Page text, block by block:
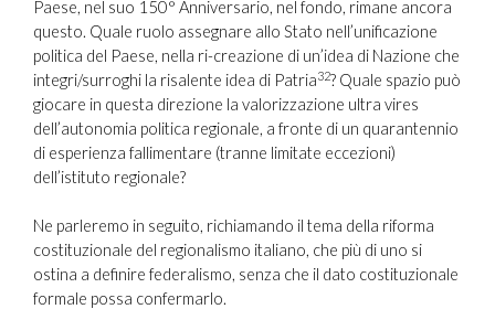
Paese, nel suo 150° Anniversario, nel fondo, rimane ancora
questo. Quale ruolo assegnare allo Stato nell’unificazione
politica del Paese, nella ri-creazione di un’idea di Nazione che
integri/surroghi la risalente idea di Patria32? Quale spazio può
giocare in questa direzione la valorizzazione ultra vires
dell’autonomia politica regionale, a fronte di un quarantennio
di esperienza fallimentare (tranne limitate eccezioni)
dell’istituto regionale?
Ne parleremo in seguito, richiamando il tema della riforma
costituzionale del regionalismo italiano, che più di uno si
ostina a definire federalismo, senza che il dato costituzionale
formale possa confermarlo.